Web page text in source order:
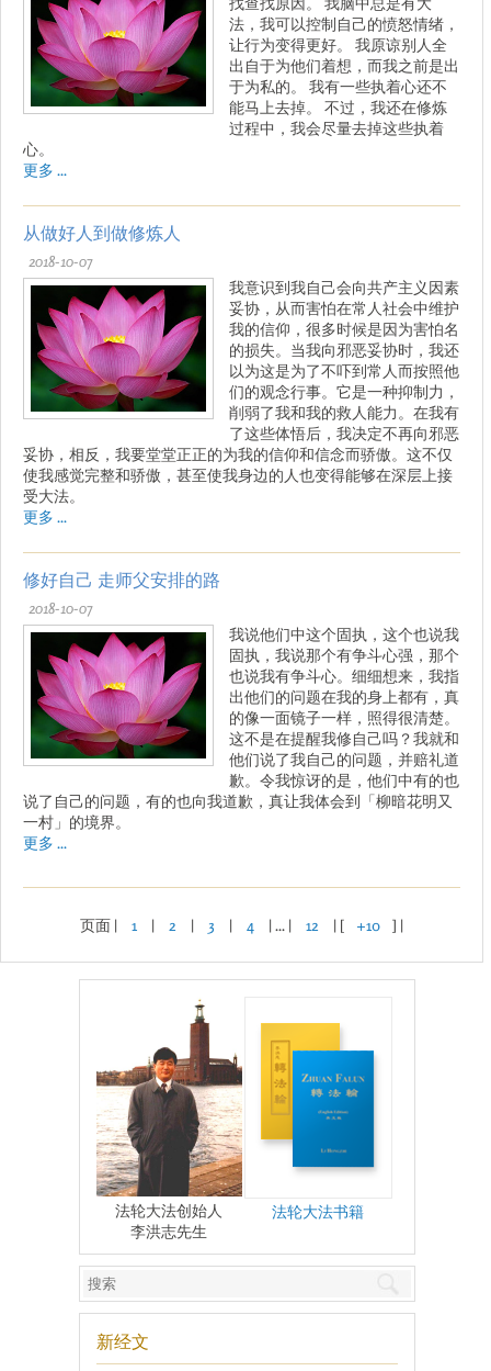
法，我可以控制自己的愤怒情绪，
让行为变得更好。 我原谅别人全
出自于为他们着想，而我之前是出
于为私的。 我有一些执着心还不
能马上去掉。 不过，我还在修炼
过程中，我会尽量去掉这些执着
心。
更多 ...
从做好人到做修炼人
2018-10-07
我意识到我自己会向共产主义因素
妥协，从而害怕在常人社会中维护
我的信仰，很多时候是因为害怕名
的损失。当我向邪恶妥协时，我还
以为这是为了不吓到常人而按照他
们的观念行事。它是一种抑制力，
削弱了我和我的救人能力。在我有
了这些体悟后，我决定不再向邪恶
妥协，相反，我要堂堂正正的为我的信仰和信念而骄傲。这不仅
使我感觉完整和骄傲，甚至使我身边的人也变得能够在深层上接
受大法。
更多 ...
修好自己 走师父安排的路
2018-10-07
我说他们中这个固执，这个也说我
固执，我说那个有争斗心强，那个
也说我有争斗心。细细想来，我指
出他们的问题在我的身上都有，真
的像一面镜子一样，照得很清楚。
这不是在提醒我修自己吗？我就和
他们说了我自己的问题，并赔礼道
歉。令我惊讶的是，他们中有的也
说了自己的问题，有的也向我道歉，真让我体会到「柳暗花明又
一村」的境界。
更多 ...
页面 | 1 | 2 | 3 | 4 | ... | 12 | [ +10 ] |
法轮大法创始人
李洪志先生
法轮大法书籍
新经文